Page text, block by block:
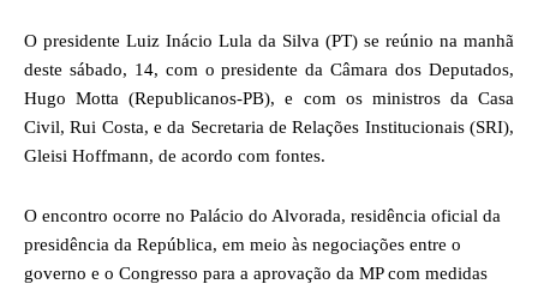
O presidente Luiz Inácio Lula da Silva (PT) se reúnio na manhã
deste sábado, 14, com o presidente da Câmara dos Deputados,
Hugo Motta (Republicanos-PB), e com os ministros da Casa
Civil, Rui Costa, e da Secretaria de Relações Institucionais (SRI),
Gleisi Hoffmann, de acordo com fontes.
O encontro ocorre no Palácio do Alvorada, residência oficial da
presidência da República, em meio às negociações entre o
governo e o Congresso para a aprovação da MP com medidas